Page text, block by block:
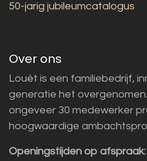
50-jarig jubileumcatalogus
Over ons
Louët is een familiebedrijf,
generatie het
ongeveer 30 medewerker
hoogwaardige
Openingstijden op afspraak: